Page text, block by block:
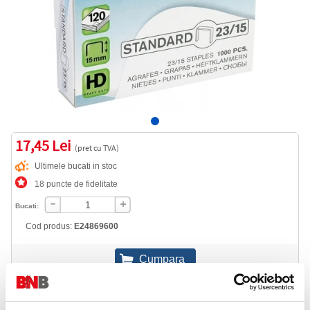
17,45 Lei (pret cu TVA)
Ultimele bucati in stoc
18 puncte de fidelitate
Bucati:
Cod produs: E24869600
Telefon: